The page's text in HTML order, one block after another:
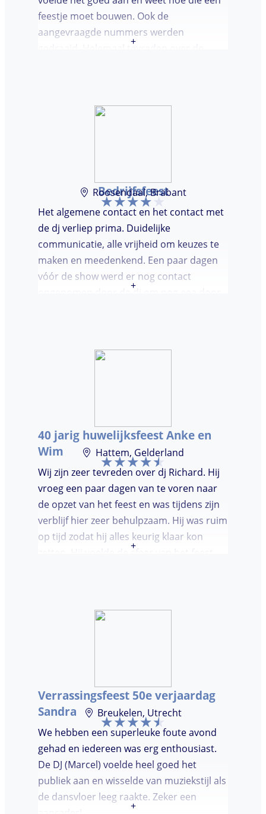
feestje moet bouwen. Ook de
aangevraagde nummers werden
gedraaid. Helemaal tevreden over de
+
Bedrijfsfeest
Roosendaal, Brabant
Het algemene contact en het contact met
de dj verliep prima. Duidelijke
communicatie, alle vrijheid om keuzes te
maken en meedenkend. Een paar dagen
vóór de show werd er nog contact
opgenomen door de dj om nog eea door
wel invloed op de bezetting van de
verzoeknummers aan te vragen.
+
40 jarig huwelijksfeest Anke en
Wim
Hattem, Gelderland
Wij zijn zeer tevreden over dj Richard. Hij
vroeg een paar dagen van te voren naar
de opzet van het feest en was tijdens zijn
verblijf hier zeer behulpzaam. Hij was ruim
op tijd zodat hij alles keurig klaar kon
zetten. Hij voelde de sfeer van het feest
goed is gedanst!
+
Verrassingsfeest 50e verjaardag
Sandra
Breukelen, Utrecht
We hebben een superleuke foute avond
gehad en iedereen was erg enthousiast.
De DJ (Marcel) voelde heel goed het
publiek aan en wisselde van muziekstijl als
de dansvloer leeg raakte. Zeker een
+